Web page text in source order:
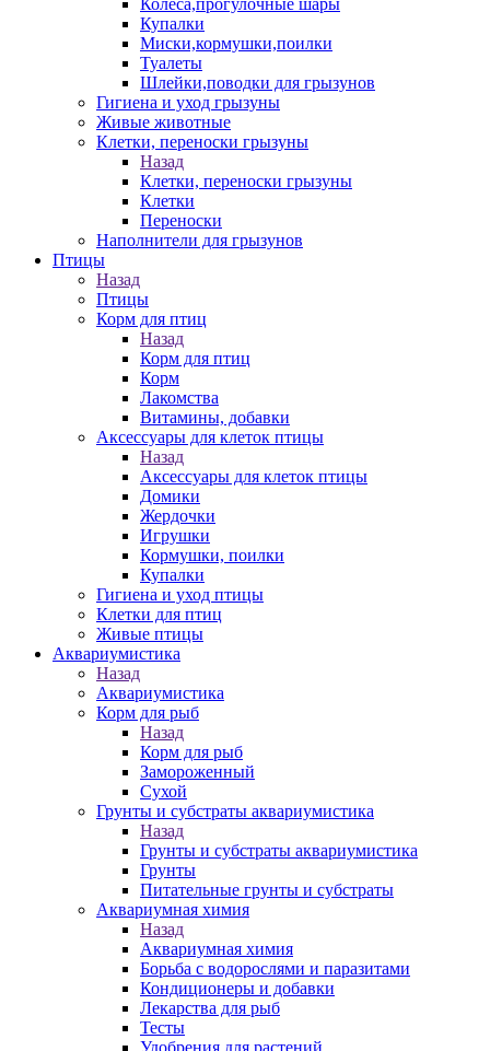
Колеса,прогулочные шары
Купалки
Миски,кормушки,поилки
Туалеты
Шлейки,поводки для грызунов
Гигиена и уход грызуны
Живые животные
Клетки, переноски грызуны
Назад
Клетки, переноски грызуны
Клетки
Переноски
Наполнители для грызунов
Птицы
Назад
Птицы
Корм для птиц
Назад
Корм для птиц
Корм
Лакомства
Витамины, добавки
Аксессуары для клеток птицы
Назад
Аксессуары для клеток птицы
Домики
Жердочки
Игрушки
Кормушки, поилки
Купалки
Гигиена и уход птицы
Клетки для птиц
Живые птицы
Аквариумистика
Назад
Аквариумистика
Корм для рыб
Назад
Корм для рыб
Замороженный
Сухой
Грунты и субстраты аквариумистика
Назад
Грунты и субстраты аквариумистика
Грунты
Питательные грунты и субстраты
Аквариумная химия
Назад
Аквариумная химия
Борьба с водорослями и паразитами
Кондиционеры и добавки
Лекарства для рыб
Тесты
Удобрения для растений